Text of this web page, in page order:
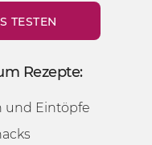
TESTEN
Rezepte:
und Eintöpfe